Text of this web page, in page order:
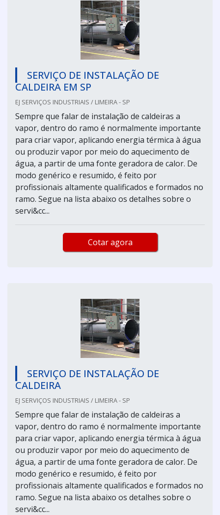
SERVIÇO DE INSTALAÇÃO DE
CALDEIRA EM SP
EJ SERVIÇOS INDUSTRIAIS / LIMEIRA - SP
Sempre que falar de instalação de caldeiras a
vapor, dentro do ramo é normalmente importante
para criar vapor, aplicando energia térmica à água
ou produzir vapor por meio do aquecimento de
água, a partir de uma fonte geradora de calor. De
modo genérico e resumido, é feito por
profissionais altamente qualificados e formados no
ramo. Segue na lista abaixo os detalhes sobre o
servi&cc...
Cotar agora
SERVIÇO DE INSTALAÇÃO DE
CALDEIRA
EJ SERVIÇOS INDUSTRIAIS / LIMEIRA - SP
Sempre que falar de instalação de caldeiras a
vapor, dentro do ramo é normalmente importante
para criar vapor, aplicando energia térmica à água
ou produzir vapor por meio do aquecimento de
água, a partir de uma fonte geradora de calor. De
modo genérico e resumido, é feito por
profissionais altamente qualificados e formados no
ramo. Segue na lista abaixo os detalhes sobre o
servi&cc...